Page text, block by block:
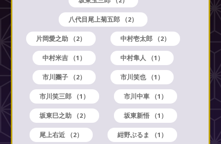
八代目尾上菊五郎 （2）
片岡愛之助 （2） 中村壱太郎 （2）
中村米吉 （1） 中村隼人 （1）
市川團子 （2） 市川笑也 （1）
市川笑三郎 （1） 市川中車 （1）
坂東巳之助 （2） 坂東新悟 （1）
尾上右近 （2） 紺野ぶるま （1）